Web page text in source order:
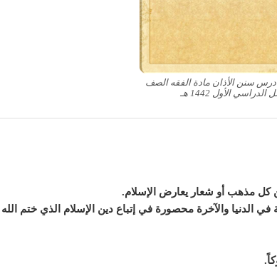
سنن الأذان مادة الفقه الصف
الأول 1442 هـ
من كل مذهب أو شعار يعارض الإسلام.
الدنيا والآخرة محصورة في إتباع دين الإسلام الذي ختم الله